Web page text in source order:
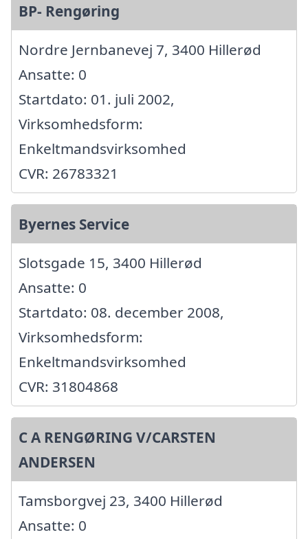
BP- Rengøring
Nordre Jernbanevej 7, 3400 Hillerød
Ansatte: 0
Startdato: 01. juli 2002,
Virksomhedsform:
Enkeltmandsvirksomhed
CVR: 26783321
Byernes Service
Slotsgade 15, 3400 Hillerød
Ansatte: 0
Startdato: 08. december 2008,
Virksomhedsform:
Enkeltmandsvirksomhed
CVR: 31804868
C A RENGØRING V/CARSTEN
ANDERSEN
Tamsborgvej 23, 3400 Hillerød
Ansatte: 0